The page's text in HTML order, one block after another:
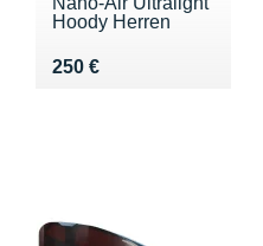
Hoody Herren
250 €
Vendu 250 €